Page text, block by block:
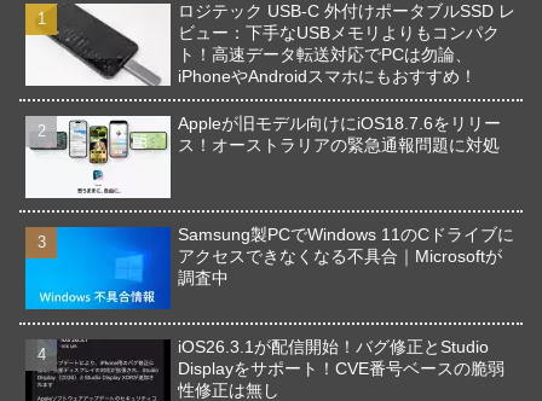
ロジテック USB-C 外付けポータブルSSD レ
ビュー：下手なUSBメモリよりもコンパク
ト！高速データ転送対応でPCは勿論、
iPhoneやAndroidスマホにもおすすめ！
Appleが旧モデル向けにiOS18.7.6をリリー
ス！オーストラリアの緊急通報問題に対処
Samsung製PCでWindows 11のCドライブに
アクセスできなくなる不具合｜Microsoftが
調査中
iOS26.3.1が配信開始！バグ修正とStudio
Displayをサポート！CVE番号ベースの脆弱
性修正は無し